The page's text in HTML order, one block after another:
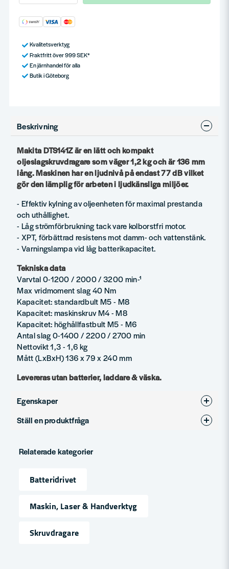
Kvalitetsverktyg
Fraktfritt över 999 SEK*
En järnhandel för alla
Butik i Göteborg
Beskrivning
Makita DTS141Z är en lätt och kompakt
oljeslagskruvdragare som väger 1,2 kg och är 136 mm
lång. Maskinen har en ljudnivå på endast 77 dB vilket
gör den lämplig för arbeten i ljudkänsliga miljöer.
- Effektiv kylning av oljeenheten för maximal prestanda
och uthållighet.
- Låg strömförbrukning tack vare kolborstfri motor.
- XPT, förbättrad resistens mot damm- och vattenstänk.
- Varningslampa vid låg batterikapacitet.
Tekniska data
Varvtal 0-1200 / 2000 / 3200 min-¹
Max vridmoment slag 40 Nm
Kapacitet: standardbult M5 - M8
Kapacitet: maskinskruv M4 - M8
Kapacitet: höghållfastbult M5 - M6
Antal slag 0-1400 / 2200 / 2700 min
Nettovikt 1,3 - 1,6 kg
Mått (LxBxH) 136 x 79 x 240 mm
Levereras utan batterier, laddare & väska.
Egenskaper
Produkttyp
Ställ en produktfråga
Fråga oss något om denna produkten...
Namn
email
Relaterade kategorier
Batteridrivet
Maskin, Laser & Handverktyg
Skruvdragare